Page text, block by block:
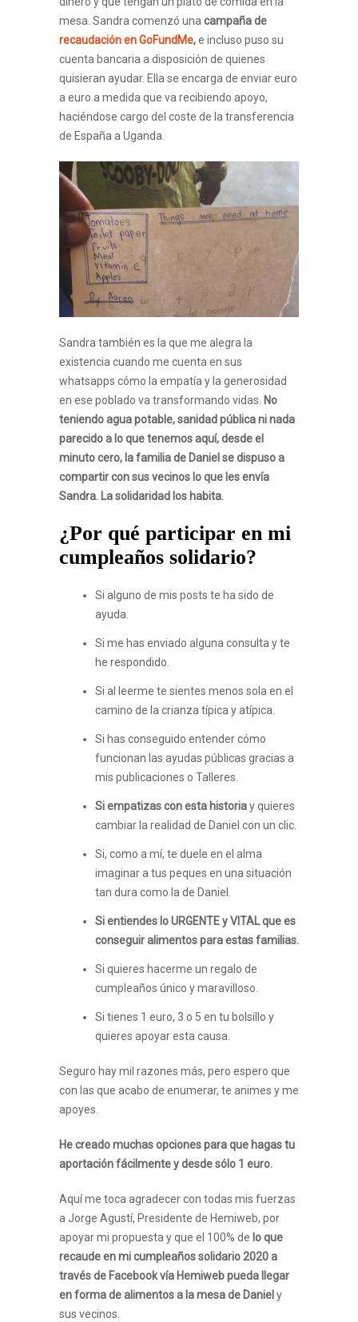
mesa. Sandra comenzó unacampaña de
recaudación en GoFundMe,e incluso puso su
cuenta bancaria a disposición de quienes
quisieran ayudar. Ella se encarga de enviar euro
a euro a medida que va recibiendo apoyo,
haciéndose cargo del coste de la transferencia
de España a Uganda.
Sandra también es la que me alegra la
existencia cuando me cuenta en sus
whatsapps cómo la empatía y la generosidad
en ese poblado va transformando vidas. No
teniendo agua potable, sanidad pública ni nada
parecido a lo que tenemos aquí, desde el
minuto cero, la familia de Daniel se dispuso a
compartir con sus vecinos lo que les envía
Sandra. La solidaridad los habita.
¿Por qué participar en mi
cumpleaños solidario?
Si alguno de mis posts te ha sido de
ayuda.
Si me has enviado alguna consulta y te
he respondido.
Si al leerme te sientes menos sola en el
camino de la crianza típica y atípica.
Si has conseguido entender cómo
funcionan las ayudas públicas gracias a
mis publicaciones o Talleres.
Si empatizas con esta historiay quieres
cambiar la realidad de Daniel con un clic.
Si, como a mí, te duele en el alma
imaginar a tus peques en una situación
tan dura como la de Daniel.
Si entiendes lo URGENTE y VITAL que es
conseguir alimentos para estas familias.
Si quieres hacerme un regalo de
cumpleaños único y maravilloso.
Si tienes 1 euro, 3 o 5 en tu bolsillo y
quieres apoyar esta causa.
Seguro hay mil razones más, pero espero que
con las que acabo de enumerar, te animes y me
apoyes.
He creado muchas opciones para que hagas tu
aportación fácilmente y desde sólo 1 euro.
Aquí me toca agradecer con todas mis fuerzas
a Jorge Agustí, Presidente de Hemiweb, por
apoyar mi propuesta y que el 100% de lo que
recaude en mi cumpleaños solidario 2020 a
través de Facebook vía Hemiweb pueda llegar
en forma de alimentos a la mesa de Daniel y
sus vecinos.